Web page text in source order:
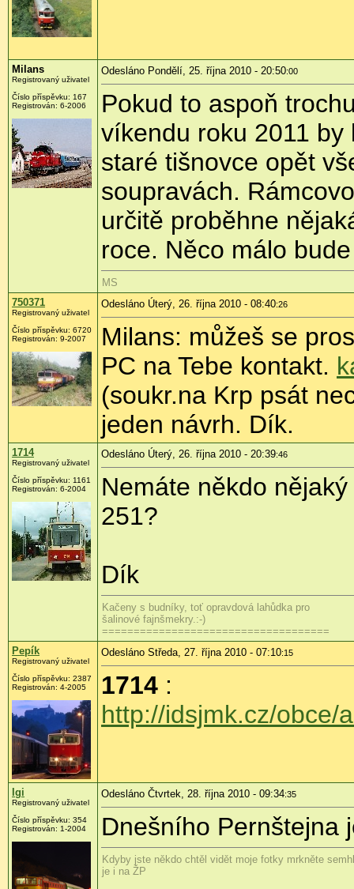
Milans
Registrovaný uživatel
Číslo příspěvku: 167
Registrován: 6-2006
Odesláno Pondělí, 25. října 2010 - 20:50:00
Pokud to aspoň
víkendu roku 2011
staré tišnovce opět
soupravách.
určitě proběhne
roce. Něco málo
MS
750371
Registrovaný uživatel
Číslo příspěvku: 6720
Registrován: 9-2007
Odesláno Úterý, 26. října 2010 - 08:40:26
Milans: můžeš se
PC na Tebe kontakt.
(soukr.na Krp psát
jeden návrh. Dík.
1714
Registrovaný uživatel
Číslo příspěvku: 1161
Registrován: 6-2004
Odesláno Úterý, 26. října 2010 - 20:39:46
Nemáte někdo
251?
Dík
Kačeny s budníky, toť opravdová lahůdka pro
šalinové fajnšmekry.:-)
====================================
Pepík
Registrovaný uživatel
Číslo příspěvku: 2387
Registrován: 4-2005
Odesláno Středa, 27. října 2010 - 07:10:15
1714 :
http://idsjmk.cz/obce/
Igi
Registrovaný uživatel
Číslo příspěvku: 354
Registrován: 1-2004
Odesláno Čtvrtek, 28. října 2010 - 09:34:35
Dnešního Pernštejna
Kdyby jste někdo chtěl vidět moje fotky mrkněte
je i na ŽP